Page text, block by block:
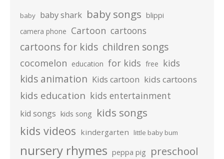
baby baby shark baby songs blippi
camera phone Cartoon cartoons
cartoons for kids children songs
cocomelon education for kids free kids
kids animation Kids cartoon kids cartoons
kids education kids entertainment
kid songs kids song kids songs
kids videos kindergarten little baby bum
nursery rhymes peppa pig preschool